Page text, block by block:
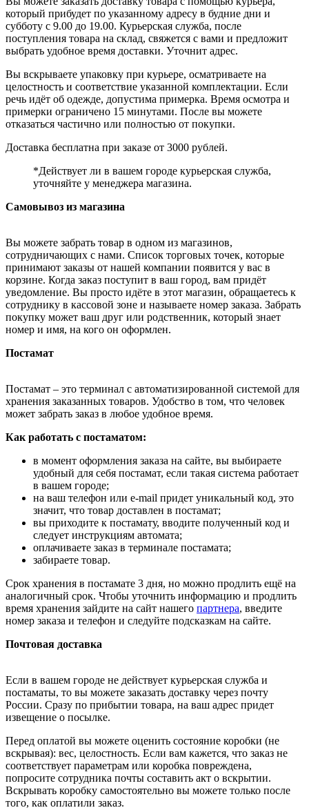
который прибудет по указанному адресу в будние дни и
субботу с 9.00 до 19.00. Курьерская служба, после
поступления товара на склад, свяжется с вами и предложит
выбрать удобное время доставки. Уточнит адрес.
Вы вскрываете упаковку при курьере, осматриваете на
целостность и соответствие указанной комплектации. Если
речь идёт об одежде, допустима примерка. Время осмотра и
примерки ограничено 15 минутами. После вы можете
отказаться частично или полностью от покупки.
Доставка бесплатна при заказе от 3000 рублей.
*Действует ли в вашем городе курьерская служба,
уточняйте у менеджера магазина.
Самовывоз из магазина
Вы можете забрать товар в одном из магазинов,
сотрудничающих с нами. Список торговых точек, которые
принимают заказы от нашей компании появится у вас в
корзине. Когда заказ поступит в ваш город, вам придёт
уведомление. Вы просто идёте в этот магазин, обращаетесь к
сотруднику в кассовой зоне и называете номер заказа. Забрать
покупку может ваш друг или родственник, который знает
номер и имя, на кого он оформлен.
Постамат
Постамат – это терминал с автоматизированной системой для
хранения заказанных товаров. Удобство в том, что человек
может забрать заказ в любое удобное время.
Как работать с постаматом:
в момент оформления заказа на сайте, вы выбираете
удобный для себя постамат, если такая система работает
в вашем городе;
на ваш телефон или e-mail придет уникальный код, это
значит, что товар доставлен в постамат;
вы приходите к постамату, вводите полученный код и
следует инструкциям автомата;
оплачиваете заказ в терминале постамата;
забираете товар.
Срок хранения в постамате 3 дня, но можно продлить ещё на
аналогичный срок. Чтобы уточнить информацию и продлить
время хранения зайдите на сайт нашего партнера, введите
номер заказа и телефон и следуйте подсказкам на сайте.
Почтовая доставка
Если в вашем городе не действует курьерская служба и
постаматы, то вы можете заказать доставку через почту
России. Сразу по прибытии товара, на ваш адрес придет
извещение о посылке.
Перед оплатой вы можете оценить состояние коробки (не
вскрывая): вес, целостность. Если вам кажется, что заказ не
соответствует параметрам или коробка повреждена,
попросите сотрудника почты составить акт о вскрытии.
Вскрывать коробку самостоятельно вы можете только после
того, как оплатили заказ.